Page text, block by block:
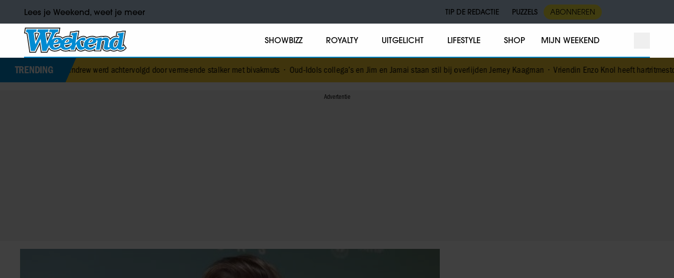
Lees je Weekend, weet je meer TIP DE REDACTIE PUZZELS ABONNEREN
SHOWBIZZ ROYALTY UITGELICHT LIFESTYLE SHOP MIJN WEEKEND
TRENDING
Andrew werd achtervolgd door vermeende stalker met bivakmuts•Oud-Idols collega’s en Jim en Jamai staan stil bij overlijden Jerney Kaagman •Vriendin Enzo Knol heeft hartritmestoornis: ‘Blij dat